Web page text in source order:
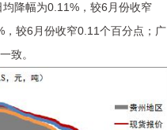
降幅为0.11%，较6月份收窄
较6月份收窄0.11个百分点；广
致。